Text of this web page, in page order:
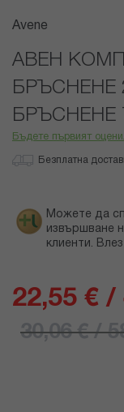
Преминете
началото
галерия
със
снимки
Avene
АВЕН
БРЪСНЕНЕ
БРЪСНЕНЕ
Бъдете първият
Безплатна
Можете да
извършване
клиенти.
22,55 € /
30,06 € /